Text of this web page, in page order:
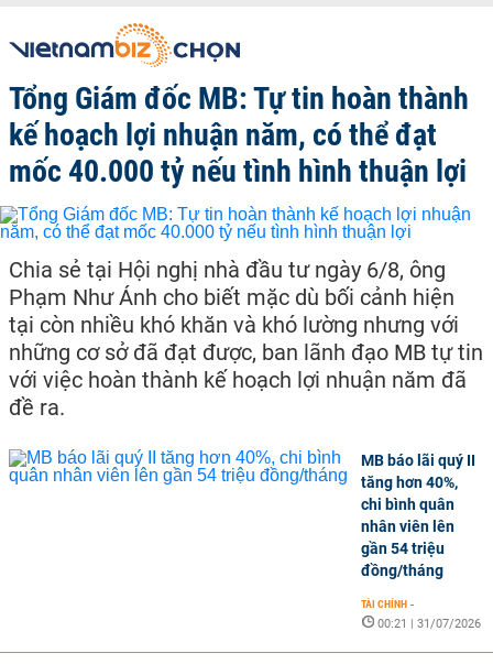
Tổng Giám đốc MB: Tự tin hoàn thành
kế hoạch lợi nhuận năm, có thể đạt
mốc 40.000 tỷ nếu tình hình thuận lợi
Chia sẻ tại Hội nghị nhà đầu tư ngày 6/8, ông
Phạm Như Ánh cho biết mặc dù bối cảnh hiện
tại còn nhiều khó khăn và khó lường nhưng với
những cơ sở đã đạt được, ban lãnh đạo MB tự tin
với việc hoàn thành kế hoạch lợi nhuận năm đã
đề ra.
MB báo lãi quý II
tăng hơn 40%,
chi bình quân
nhân viên lên
gần 54 triệu
đồng/tháng
TÀI CHÍNH -
00:21 | 31/07/2026